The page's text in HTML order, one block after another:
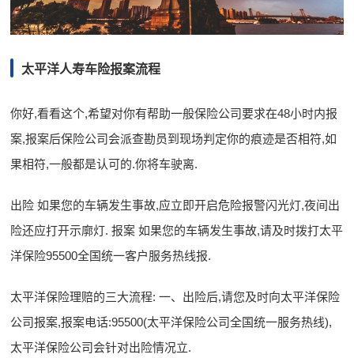
太平洋人寿车险报案流程
你好,看看这个,希望对你有帮助一般保险公司要求在48小时内报
案,报案后保险公司会派查勘员到现场判定你的痕迹是否相符,如
果相符,一般都是认可的.你将车驶离.
出险 如果您的车辆发生事故,应立即开启危险报警闪光灯,夜间出
险还应打开示廓灯. 报案 如果您的车辆发生事故,请及时拨打太平
洋保险95500全国统一客户服务热线报.
太平洋保险理赔的三大流程: 一、出险后,请您及时向太平洋保险
公司报案,报案电话:95500(太平洋保险公司全国统一服务热线),
太平洋保险公司会针对出险情况立.